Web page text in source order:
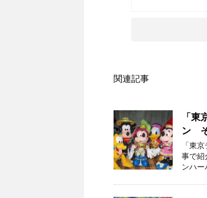
関連記事
「東
ン そ
「東
事で
ンハ